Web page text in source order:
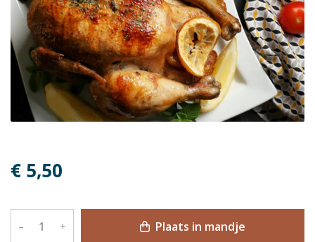
€ 5,50
– + Plaats in mandje